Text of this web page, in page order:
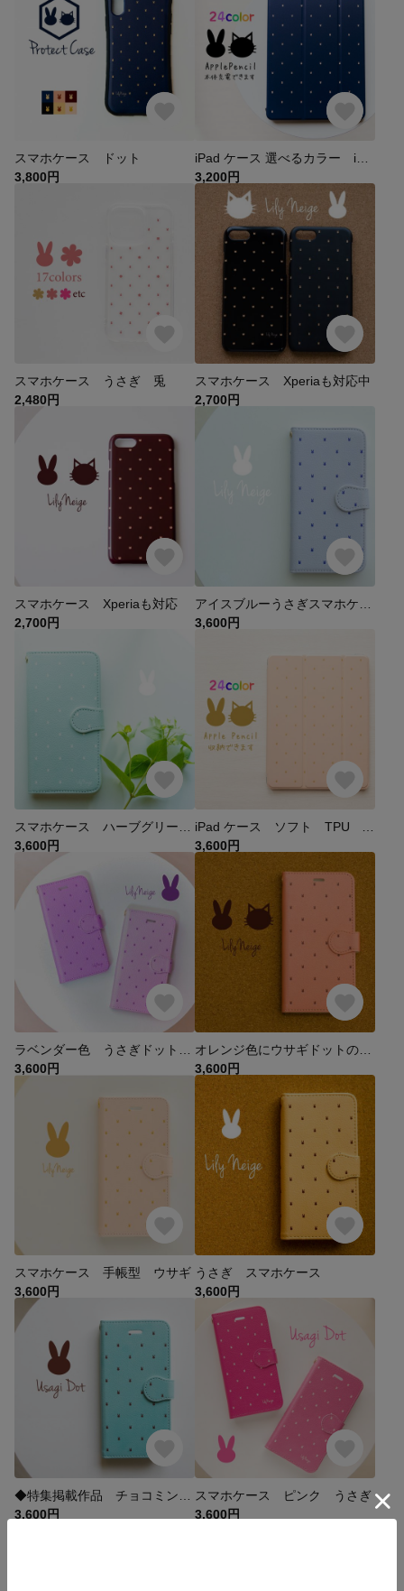
スマホケース ドット
3,800円
3,200円
スマホケース うさぎ 兎
2,480円
スマホケース Xperiaも対応中
2,700円
スマホケース Xperiaも対応
2,700円
3,600円
3,600円
3,600円
3,600円
3,600円
スマホケース 手帳型 ウサギ
3,600円
うさぎ スマホケース
3,600円
3,600円
スマホケース ピンク うさぎ
3,600円